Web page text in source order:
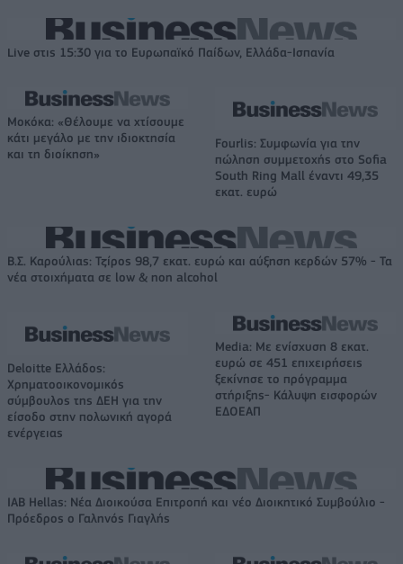
Live στις 15:30 για το Ευρωπαϊκό Παίδων, Ελλάδα-Ισπανία
Μοκόκα: «Θέλουμε να χτίσουμε
κάτι μεγάλο με την ιδιοκτησία
και τη διοίκηση»
Fourlis: Συμφωνία για την
πώληση συμμετοχής στο Sofia
South Ring Mall έναντι 49,35
εκατ. ευρώ
Β.Σ. Καρούλιας: Τζίρος 98,7 εκατ. ευρώ και αύξηση κερδών 57% - Τα
νέα στοιχήματα σε low & non alcohol
Deloitte Ελλάδος:
Χρηματοοικονομικός
σύμβουλος της ΔΕΗ για την
είσοδο στην πολωνική αγορά
ενέργειας
Media: Με ενίσχυση 8 εκατ.
ευρώ σε 451 επιχειρήσεις
ξεκίνησε το πρόγραμμα
στήριξης- Κάλυψη εισφορών
ΕΔΟΕΑΠ
IAB Hellas: Νέα Διοικούσα Επιτροπή και νέο Διοικητικό Συμβούλιο -
Πρόεδρος ο Γαληνός Γιαγλής